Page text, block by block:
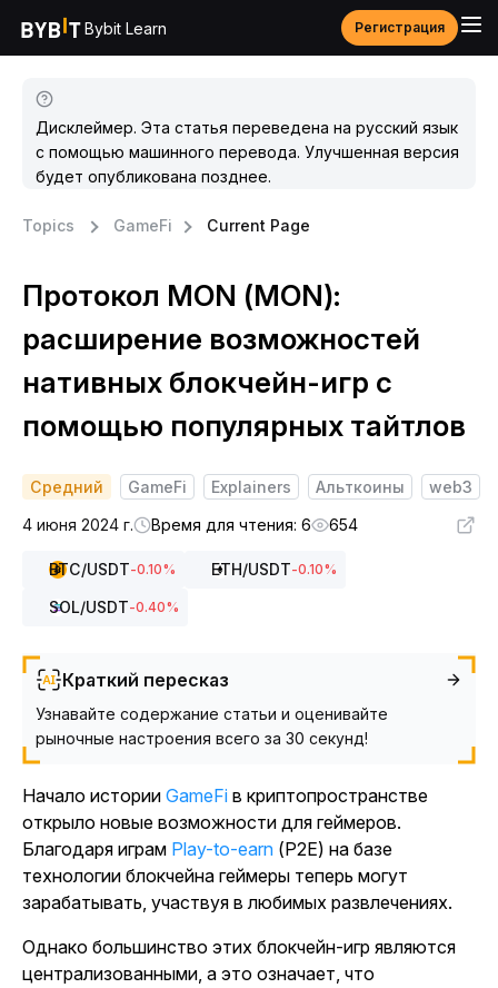
Bybit Learn Регистрация
Дисклеймер. Эта статья переведена на русский язык
с помощью машинного перевода. Улучшенная версия
будет опубликована позднее.
Topics GameFi Current Page
Протокол MON (MON):
расширение возможностей
нативных блокчейн-игр с
помощью популярных тайтлов
Средний GameFi Explainers Альткоины
web3
4 июня 2024 г.
Время для чтения: 6 654
BTC/USDT-0.10% ETH/USDT-0.10%
SOL/USDT-0.40%
Краткий пересказ
Узнавайте содержание статьи и оценивайте
рыночные настроения всего за 30 секунд!
Начало истории GameFi в криптопространстве
открыло новые возможности для геймеров.
Благодаря играм Play-to-earn (P2E) на базе
технологии блокчейна геймеры теперь могут
зарабатывать, участвуя в любимых развлечениях.
Однако большинство этих блокчейн-игр являются
централизованными, а это означает, что